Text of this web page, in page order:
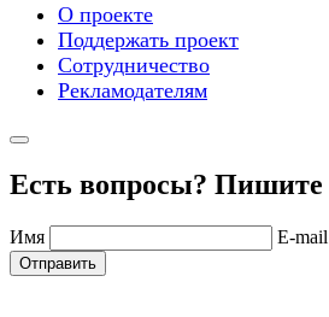
О проекте
Поддержать проект
Сотрудничество
Рекламодателям
Есть вопросы? Пишите
Имя E-mail